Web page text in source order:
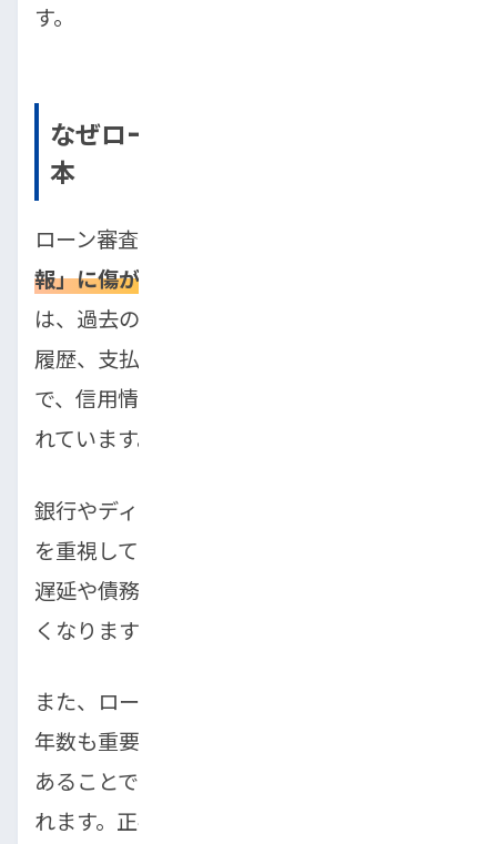
す。
なぜローン審査に落ちる？審査の基
本
ローン審査に落ちる主な原因は、
報」に傷がついている
は、過去のクレジットカードやローンの利用
履歴、支払い状況などが記録されたデータ
で、信用情報機関(CIC、JICCなど)に管理さ
れています。
銀行やディーラーローンでは、この信用情報
を重視して審査を行うため、過去に支払いの
遅延や債務整理の履歴があると、審査が厳し
くなります。
また、ローン審査では、申込者の年収と勤続
年数も重要な判断材料です。安定した収入が
あることで、毎月の返済能力があると判断さ
れます。正社員や公務員は有利とされます